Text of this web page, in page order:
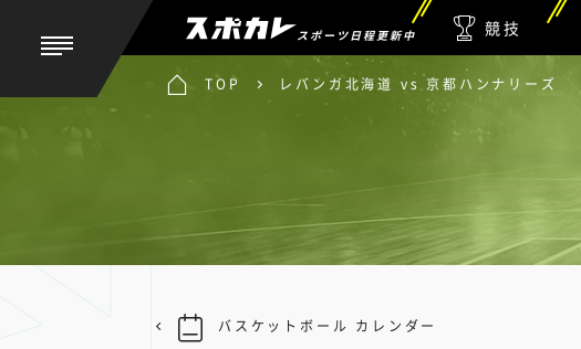
スポーツ日程更新中 競技
TOP レバンガ北海道 vs 京都ハンナリーズ
バスケットボール カレンダー